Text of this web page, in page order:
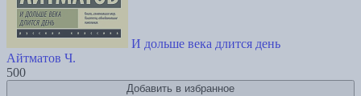
И дольше века длится день
Айтматов Ч.
500
Добавить в избранное